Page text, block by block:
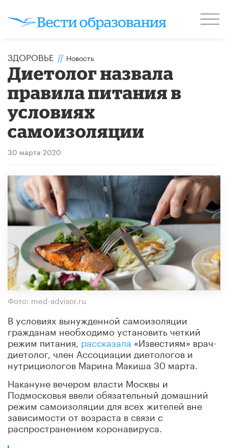
ЗДОРОВЬЕ // Новость
Диетолог назвала
правила питания в
условиях
самоизоляции
30 марта 2020
Фото: med-advisor.ru
В условиях вынужденной самоизоляции
гражданам необходимо установить четкий
режим питания, рассказала «Известиям» врач-
диетолог, член Ассоциации диетологов и
нутрициологов Марина Макиша 30 марта.
Накануне вечером власти Москвы и
Подмосковья ввели обязательный домашний
режим самоизоляции для всех жителей вне
зависимости от возраста в связи с
распространением коронавируса.